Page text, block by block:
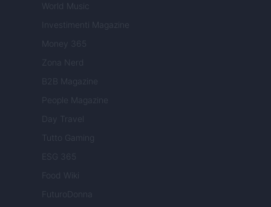
World Music
Investimenti Magazine
Money 365
Zona Nerd
B2B Magazine
People Magazine
Day Travel
Tutto Gaming
ESG 365
Food Wiki
FuturoDonna